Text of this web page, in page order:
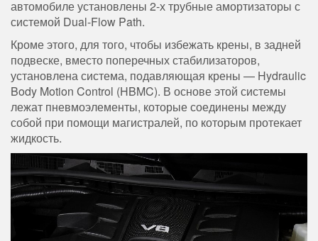
автомобиле установлены 2-х трубные амортизаторы с
системой Dual-Flow Path.
Кроме этого, для того, чтобы избежать крены, в задней
подвеске, вместо поперечных стабилизаторов,
установлена система, подавляющая крены — Hydraulic
Body Motion Control (HBMC). В основе этой системы
лежат пневмоэлементы, которые соединены между
собой при помощи магистралей, по которым протекает
жидкость.